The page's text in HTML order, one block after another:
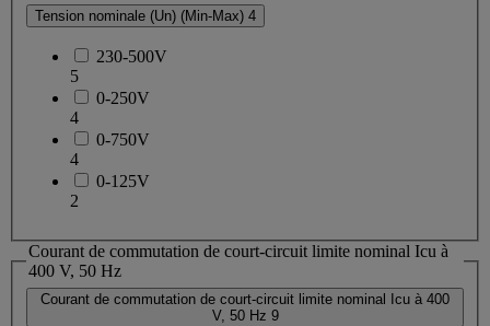
Tension nominale (Un) (Min-Max) 4
230-500V
5
0-250V
4
0-750V
4
0-125V
2
Courant de commutation de court-circuit limite nominal Icu à
400 V, 50 Hz
Courant de commutation de court-circuit limite nominal Icu à 400
V, 50 Hz 9